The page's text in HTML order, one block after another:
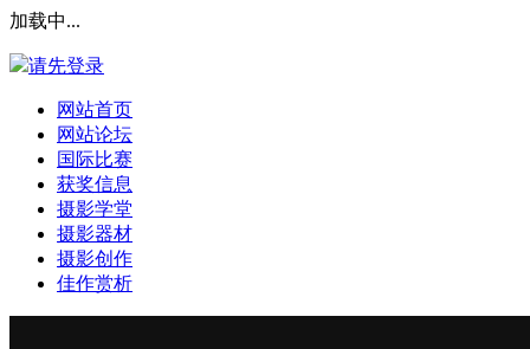
加载中...
请先登录
网站首页
网站论坛
国际比赛
获奖信息
摄影学堂
摄影器材
摄影创作
佳作赏析